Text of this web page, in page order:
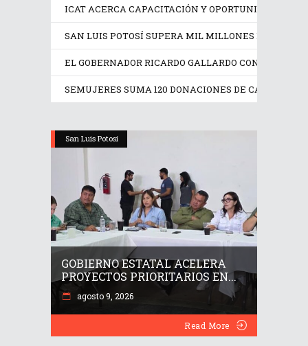
ICAT ACERCA CAPACITACIÓN Y OPORTUNIDADES
SAN LUIS POTOSÍ SUPERA MIL MILLONES DE
EL GOBERNADOR RICARDO GALLARDO CONSOLIDA
SEMUJERES SUMA 120 DONACIONES DE CABELLO
San Luis Potosí
GOBIERNO ESTATAL ACELERA
PROYECTOS PRIORITARIOS EN...
agosto 9, 2026
Read More